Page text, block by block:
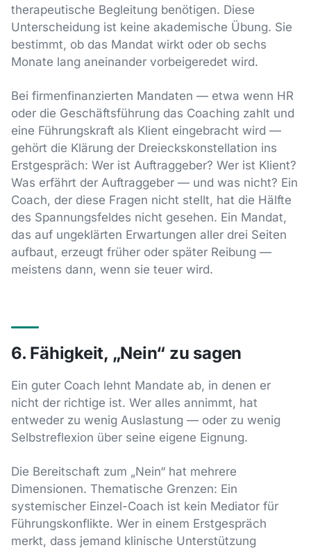
therapeutische Begleitung benötigen. Diese
Unterscheidung ist keine akademische Übung. Sie
bestimmt, ob das Mandat wirkt oder ob sechs
Monate lang aneinander vorbeigeredet wird.
Bei firmenfinanzierten Mandaten — etwa wenn HR
oder die Geschäftsführung das Coaching zahlt und
eine Führungskraft als Klient eingebracht wird —
gehört die Klärung der Dreieckskonstellation ins
Erstgespräch: Wer ist Auftraggeber? Wer ist Klient?
Was erfährt der Auftraggeber — und was nicht? Ein
Coach, der diese Fragen nicht stellt, hat die Hälfte
des Spannungsfeldes nicht gesehen. Ein Mandat,
das auf ungeklärten Erwartungen aller drei Seiten
aufbaut, erzeugt früher oder später Reibung —
meistens dann, wenn sie teuer wird.
6. Fähigkeit, „Nein“ zu sagen
Ein guter Coach lehnt Mandate ab, in denen er
nicht der richtige ist. Wer alles annimmt, hat
entweder zu wenig Auslastung — oder zu wenig
Selbstreflexion über seine eigene Eignung.
Die Bereitschaft zum „Nein“ hat mehrere
Dimensionen. Thematische Grenzen: Ein
systemischer Einzel-Coach ist kein Mediator für
Führungskonflikte. Wer in einem Erstgespräch
merkt, dass jemand klinische Unterstützung